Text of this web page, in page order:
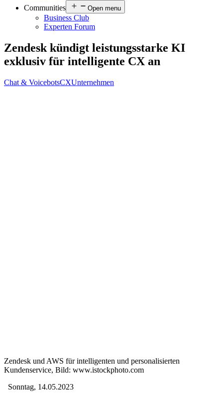
Communities
Open menu
Business Club
Experten Forum
Zendesk kündigt leistungsstarke KI
exklusiv für intelligente CX an
Chat & VoicebotsCXUnternehmen
Zendesk und AWS für intelligenten und personalisierten
Kundenservice, Bild: www.istockphoto.com
Sonntag, 14.05.2023